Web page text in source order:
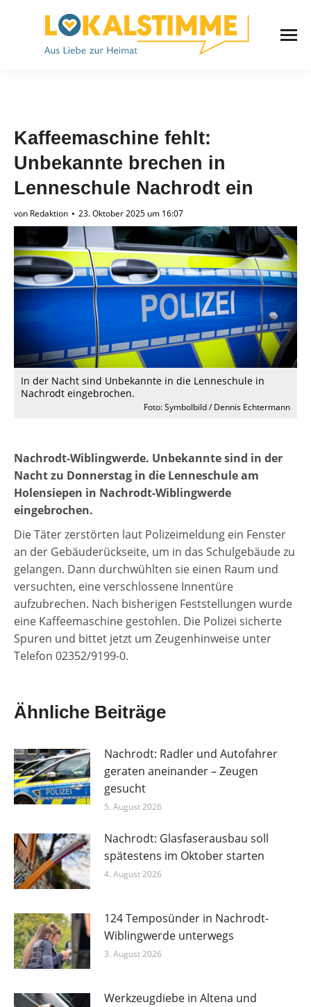
Kaffeemaschine fehlt:
Unbekannte brechen in
Lenneschule Nachrodt ein
von Redaktion 23. Oktober 2025 um 16:07
In der Nacht sind Unbekannte in die Lenneschule in
Nachrodt eingebrochen.
Foto: Symbolbild / Dennis Echtermann
Nachrodt-Wiblingwerde. Unbekannte sind in der
Nacht zu Donnerstag in die Lenneschule am
Holensiepen in Nachrodt-Wiblingwerde
eingebrochen.
Die Täter zerstörten laut Polizeimeldung ein Fenster
an der Gebäuderückseite, um in das Schulgebäude zu
gelangen. Dann durchwühlten sie einen Raum und
versuchten, eine verschlossene Innentüre
aufzubrechen. Nach bisherigen Feststellungen wurde
eine Kaffeemaschine gestohlen. Die Polizei sicherte
Spuren und bittet jetzt um Zeugenhinweise unter
Telefon 02352/9199-0.
Ähnliche Beiträge
Nachrodt: Radler und Autofahrer
geraten aneinander – Zeugen
gesucht
5. August 2026
Nachrodt: Glasfaserausbau soll
spätestens im Oktober starten
4. August 2026
124 Temposünder in Nachrodt-
Wiblingwerde unterwegs
3. August 2026
Werkzeugdiebe in Altena und